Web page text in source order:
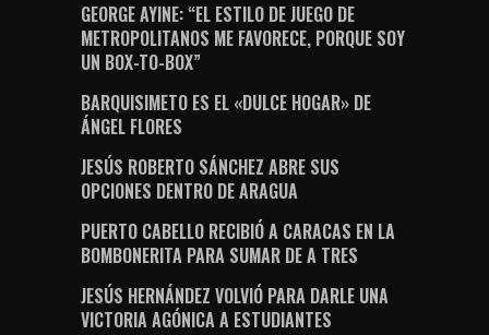
GEORGE AYINE: “EL ESTILO DE JUEGO DE
METROPOLITANOS ME FAVORECE, PORQUE SOY
UN BOX-TO-BOX”
BARQUISIMETO ES EL «DULCE HOGAR» DE
ÁNGEL FLORES
JESÚS ROBERTO SÁNCHEZ ABRE SUS
OPCIONES DENTRO DE ARAGUA
PUERTO CABELLO RECIBIÓ A CARACAS EN LA
BOMBONERITA PARA SUMAR DE A TRES
JESÚS HERNÁNDEZ VOLVIÓ PARA DARLE UNA
VICTORIA AGÓNICA A ESTUDIANTES